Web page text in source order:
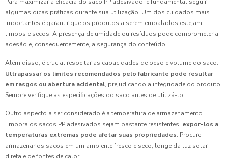
algumas dicas práticas durante sua utilização. Um dos cuidados mais
importantes é garantir que os produtos a serem embalados estejam
limpos e secos. A presença de umidade ou resíduos pode comprometer a
adesão e, consequentemente, a segurança do conteúdo.
Além disso, é crucial respeitar as capacidades de peso e volume do saco.
Ultrapassar os limites recomendados pelo fabricante pode resultar
em rasgos ou abertura acidental, prejudicando a integridade do produto.
Sempre verifique as especificações do saco antes de utilizá-lo.
Outro aspecto a ser considerado é a temperatura de armazenamento.
Embora os sacos PP adesivados sejam bastante resistentes, expor-los a
temperaturas extremas pode afetar suas propriedades. Procure
armazenar os sacos em um ambiente fresco e seco, longe da luz solar
direta e de fontes de calor.